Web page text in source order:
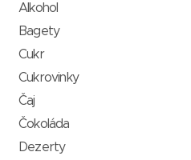
Alkohol
Bagety
Cukr
Cukrovinky
Čaj
Čokoláda
Dezerty